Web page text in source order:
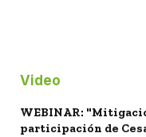
Video
WEBINAR:
participación de